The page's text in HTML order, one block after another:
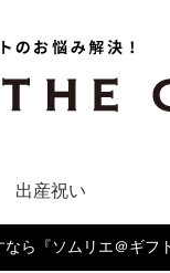
出産祝い
ら『ソムリエ＠ギフ